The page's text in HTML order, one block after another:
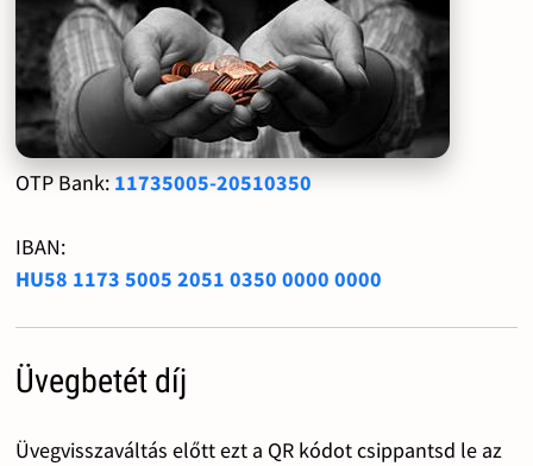
OTP Bank: 11735005-20510350
IBAN:
HU58 1173 5005 2051 0350 0000 0000
Üvegbetét díj
Üvegvisszaváltás előtt ezt a QR kódot csippantsd le az